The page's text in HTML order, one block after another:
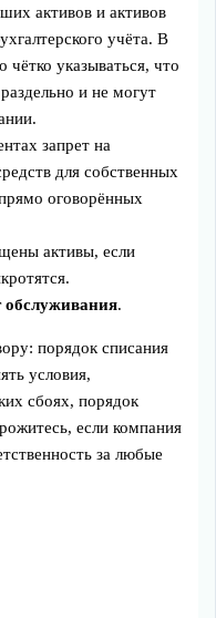
активов и активов
учёта. В
чётко указываться, что
и не могут
запрет на
для собственных
оговорённых
активы, если
обслуживания.
порядок списания
условия,
сбоях, порядок
если компания
за любые